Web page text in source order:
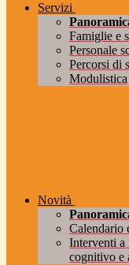
Servizi
Famiglie e
Personale
Percorsi di
Modulistica
Novità
Calendario
Interventi a
cognitivo e